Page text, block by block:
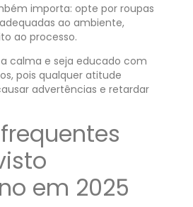
importa: opte por roupas
ao ambiente,
ao processo.
calma e seja educado com
pois qualquer atitude
advertências e retardar
em 2025